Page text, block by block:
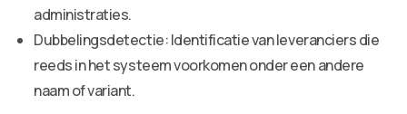
administraties.
Dubbelingsdetectie: Identificatie van leveranciers die
reeds in het systeem voorkomen onder een andere
naam of variant.